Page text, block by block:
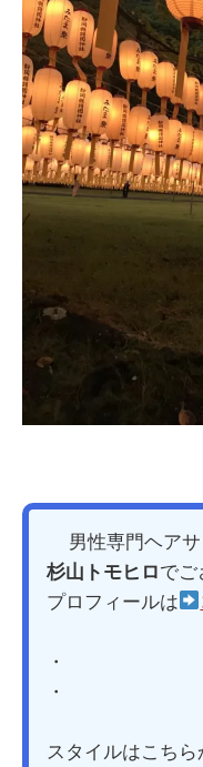
男性専門ヘアサ
杉山トモヒロでご
プロフィールは
・
・
スタイルはこちら